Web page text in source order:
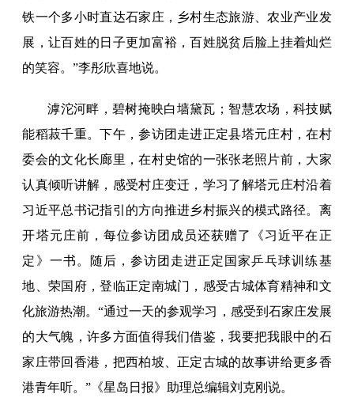
铁一个多小时直达石家庄，乡村生态旅游、农业产业发
展，让百姓的日子更加富裕，百姓脱贫后脸上挂着灿烂
的笑容。”李彤欣喜地说。
滹沱河畔，碧树掩映白墙黛瓦；智慧农场，科技赋
能稻菽千重。下午，参访团走进正定县塔元庄村，在村
委会的文化长廊里，在村史馆的一张张老照片前，大家
认真倾听讲解，感受村庄变迁，学习了解塔元庄村沿着
习近平总书记指引的方向推进乡村振兴的模式路径。离
开塔元庄前，每位参访团成员还获赠了《习近平在正
定》一书。随后，参访团走进正定国家乒乓球训练基
地、荣国府，登临正定南城门，感受古城体育精神和文
化旅游热潮。“通过一天的参观学习，感受到石家庄发展
的大气魄，许多方面值得我们借鉴，我要把我眼中的石
家庄带回香港，把西柏坡、正定古城的故事讲给更多香
港青年听。”《星岛日报》助理总编辑刘克刚说。